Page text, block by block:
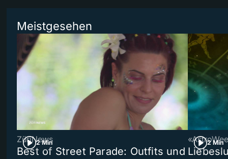
Meistgesehen
2 Min
ZüriNews
Best of Street Parade: Outfits und
2 Min